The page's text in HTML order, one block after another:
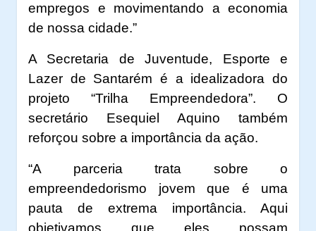
empregos e movimentando a economia
de nossa cidade.”
A Secretaria de Juventude, Esporte e
Lazer de Santarém é a idealizadora do
projeto “Trilha Empreendedora”. O
secretário Esequiel Aquino também
reforçou sobre a importância da ação.
“A parceria trata sobre o
empreendedorismo jovem que é uma
pauta de extrema importância. Aqui
objetivamos que eles possam